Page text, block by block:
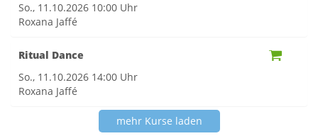
So., 11.10.2026 10:00 Uhr
Roxana Jaffé
Ritual Dance
So., 11.10.2026 14:00 Uhr
Roxana Jaffé
mehr Kurse laden